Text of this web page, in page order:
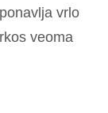
vrlo
veoma